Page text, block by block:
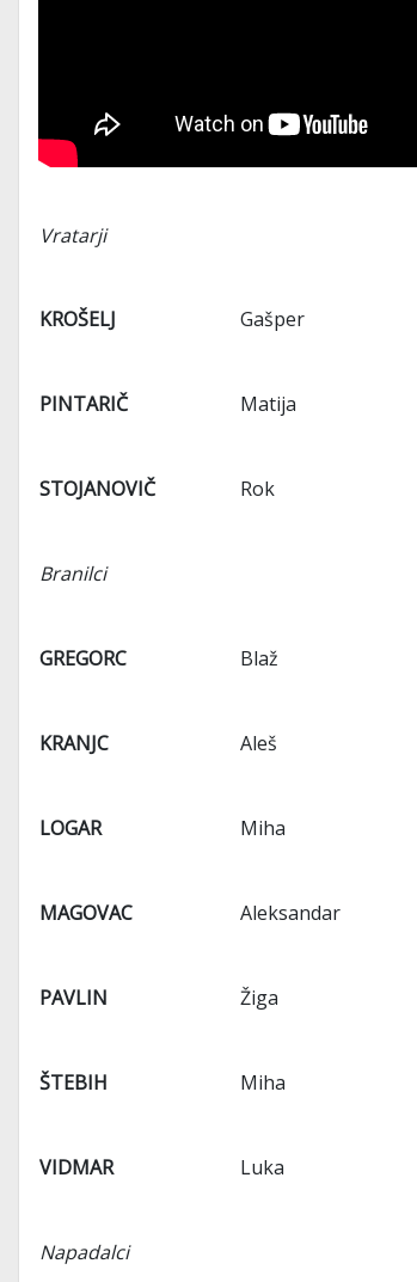
Vratarji
KROŠELJ Gašper
PINTARIČ Matija
STOJANOVIČ Rok
Branilci
GREGORC Blaž
KRANJC Aleš
LOGAR Miha
MAGOVAC Aleksandar
PAVLIN Žiga
ŠTEBIH Miha
VIDMAR Luka
Napadalci